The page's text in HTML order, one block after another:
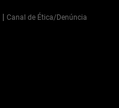
Canal de Ética/Denúncia